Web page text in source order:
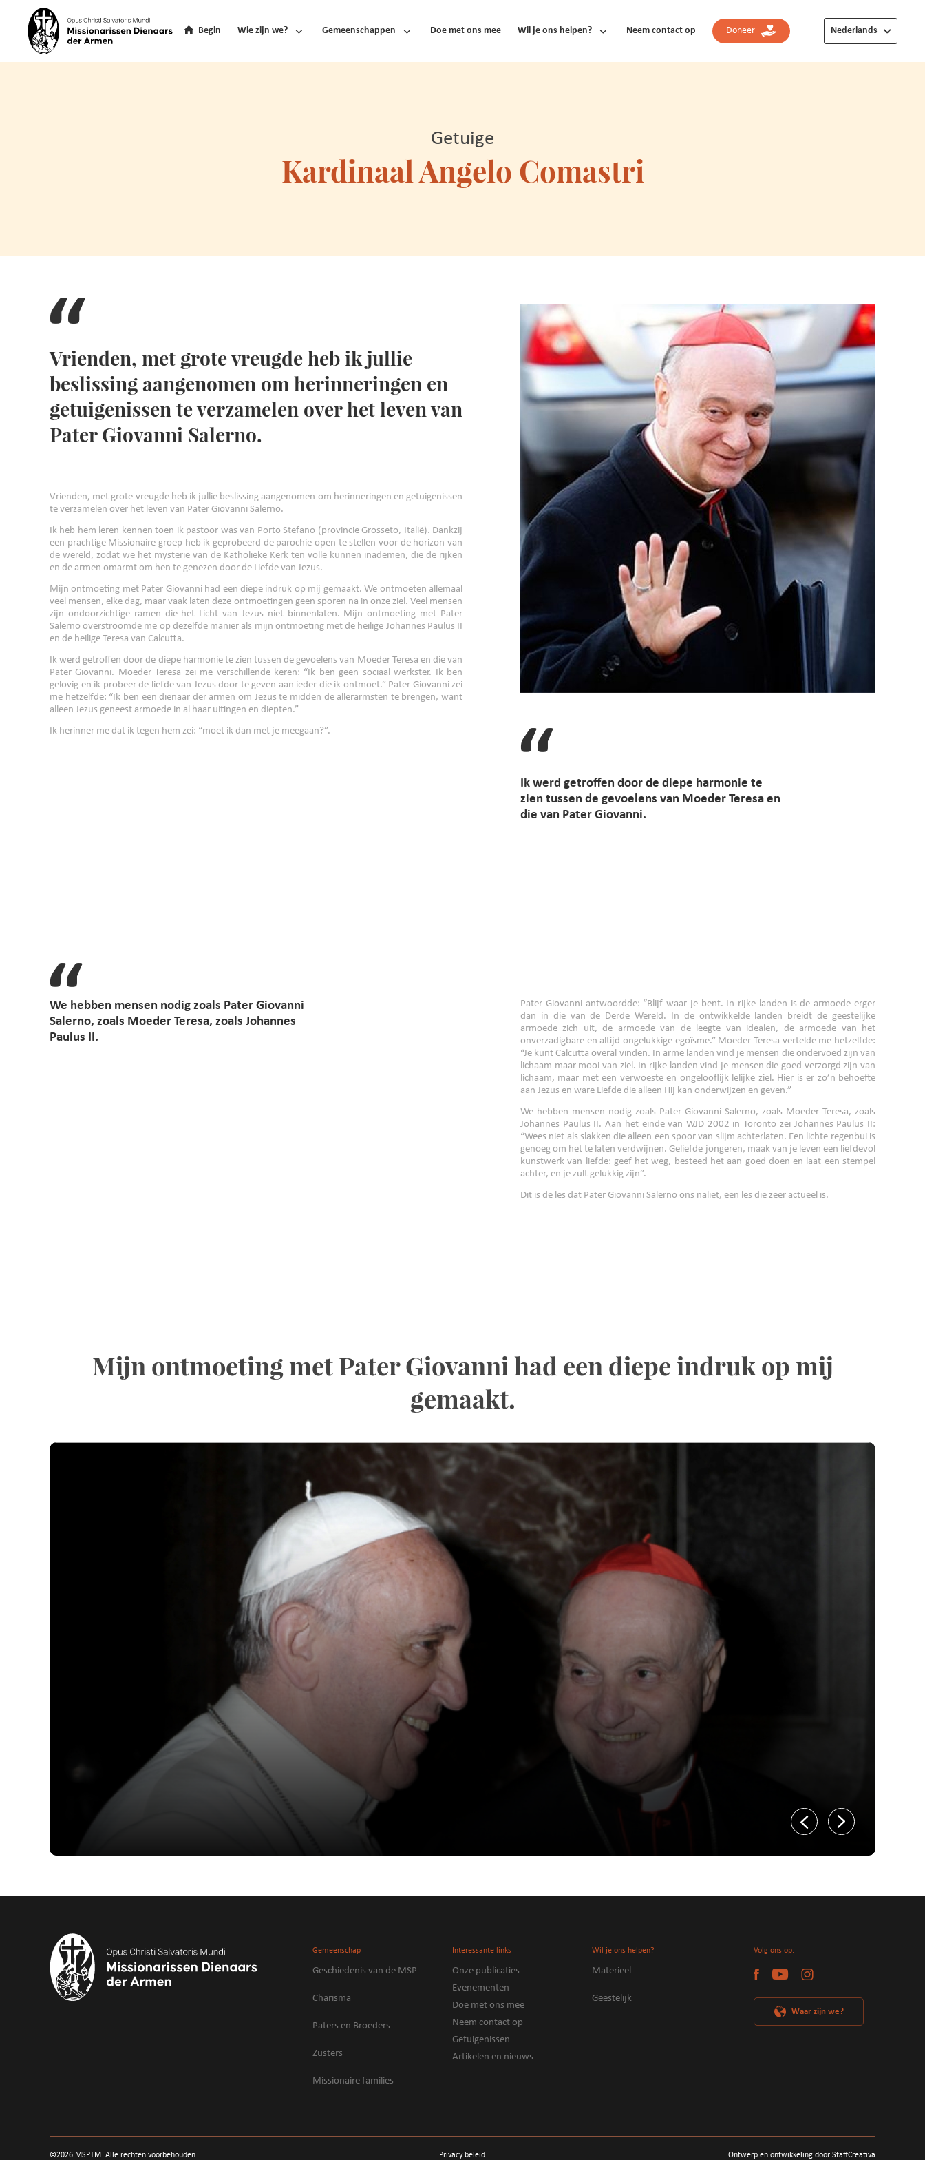
Begin Wie zijn we? Gemeenschappen Doe met ons mee Wil je ons helpen? Neem contact op Doneer Nederlands
Getuige
Kardinaal Angelo Comastri
Vrienden, met grote vreugde heb ik jullie
beslissing aangenomen om herinneringen en
getuigenissen te verzamelen over het leven van
Pater Giovanni Salerno.
Vrienden, met grote vreugde heb ik jullie beslissing aangenomen om herinneringen en getuigenissen
te verzamelen over het leven van Pater Giovanni Salerno.
Ik heb hem leren kennen toen ik pastoor was van Porto Stefano (provincie Grosseto, Italië). Dankzij
een prachtige Missionaire groep heb ik geprobeerd de parochie open te stellen voor de horizon van
de wereld, zodat we het mysterie van de Katholieke Kerk ten volle kunnen inademen, die de rijken
en de armen omarmt om hen te genezen door de Liefde van Jezus.
Mijn ontmoeting met Pater Giovanni had een diepe indruk op mij gemaakt. We ontmoeten allemaal
veel mensen, elke dag, maar vaak laten deze ontmoetingen geen sporen na in onze ziel. Veel mensen
zijn ondoorzichtige ramen die het Licht van Jezus niet binnenlaten. Mijn ontmoeting met Pater
Salerno overstroomde me op dezelfde manier als mijn ontmoeting met de heilige Johannes Paulus II
en de heilige Teresa van Calcutta.
Ik werd getroffen door de diepe harmonie te zien tussen de gevoelens van Moeder Teresa en die van
Pater Giovanni. Moeder Teresa zei me verschillende keren: “Ik ben geen sociaal werkster. Ik ben
gelovig en ik probeer de liefde van Jezus door te geven aan ieder die ik ontmoet.” Pater Giovanni zei
me hetzelfde: “Ik ben een dienaar der armen om Jezus te midden de allerarmsten te brengen, want
alleen Jezus geneest armoede in al haar uitingen en diepten.”
Ik herinner me dat ik tegen hem zei: “moet ik dan met je meegaan?”.
Ik werd getroffen door de diepe harmonie te
zien tussen de gevoelens van Moeder Teresa en
die van Pater Giovanni.
We hebben mensen nodig zoals Pater Giovanni
Salerno, zoals Moeder Teresa, zoals Johannes
Paulus II.
Pater Giovanni antwoordde: “Blijf waar je bent. In rijke landen is de armoede erger
dan in die van de Derde Wereld. In de ontwikkelde landen breidt de geestelijke
armoede zich uit, de armoede van de leegte van idealen, de armoede van het
onverzadigbare en altijd ongelukkige egoïsme.” Moeder Teresa vertelde me hetzelfde:
“Je kunt Calcutta overal vinden. In arme landen vind je mensen die ondervoed zijn van
lichaam maar mooi van ziel. In rijke landen vind je mensen die goed verzorgd zijn van
lichaam, maar met een verwoeste en ongelooflijk lelijke ziel. Hier is er zo’n behoefte
aan Jezus en ware Liefde die alleen Hij kan onderwijzen en geven.”
We hebben mensen nodig zoals Pater Giovanni Salerno, zoals Moeder Teresa, zoals
Johannes Paulus II. Aan het einde van WJD 2002 in Toronto zei Johannes Paulus II:
“Wees niet als slakken die alleen een spoor van slijm achterlaten. Een lichte regenbui is
genoeg om het te laten verdwijnen. Geliefde jongeren, maak van je leven een liefdevol
kunstwerk van liefde: geef het weg, besteed het aan goed doen en laat een stempel
achter, en je zult gelukkig zijn”.
Dit is de les dat Pater Giovanni Salerno ons naliet, een les die zeer actueel is.
Mijn ontmoeting met Pater Giovanni had een diepe indruk op mij
gemaakt.
Gemeenschap
Geschiedenis van de MSP
Charisma
Paters en Broeders
Zusters
Missionaire families
Interessante links
Onze publicaties
Evenementen
Doe met ons mee
Neem contact op
Getuigenissen
Artikelen en nieuws
Wil je ons helpen?
Materieel
Geestelijk
Volg ons op:
Waar zijn we?
©2026 MSPTM. Alle rechten voorbehouden Privacy beleid Ontwerp en ontwikkeling door StaffCreativa